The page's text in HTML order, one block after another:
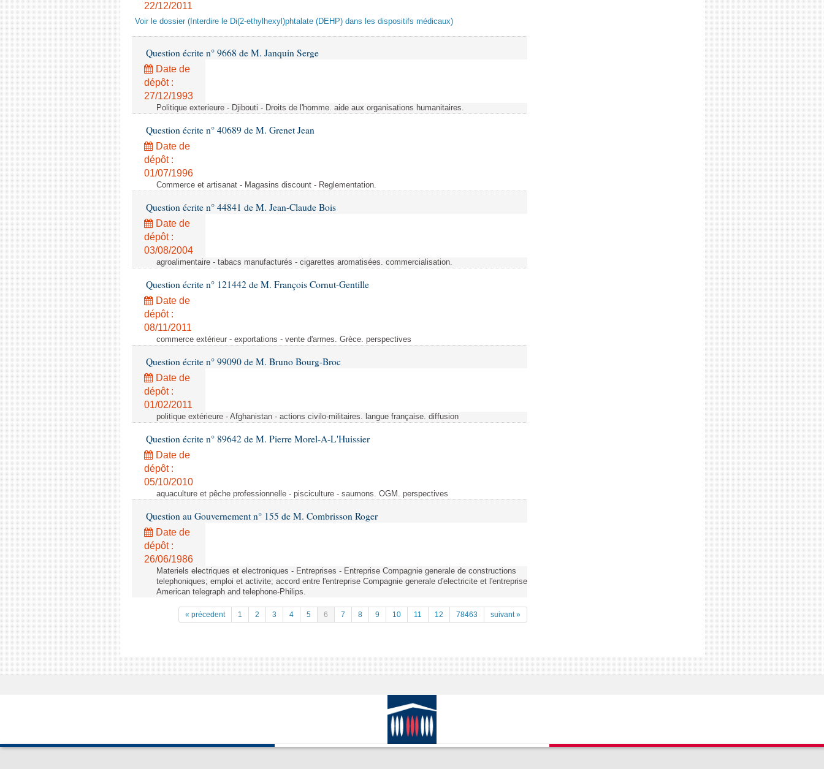
22/12/2011
Voir le dossier (Interdire le Di(2-ethylhexyl)phtalate (DEHP) dans les dispositifs médicaux)
Question écrite n° 9668 de M. Janquin Serge
Date de
dépôt :
27/12/1993
Politique exterieure - Djibouti - Droits de l'homme. aide aux organisations humanitaires.
Question écrite n° 40689 de M. Grenet Jean
Date de
dépôt :
01/07/1996
Commerce et artisanat - Magasins discount - Reglementation.
Question écrite n° 44841 de M. Jean-Claude Bois
Date de
dépôt :
03/08/2004
agroalimentaire - tabacs manufacturés - cigarettes aromatisées. commercialisation.
Question écrite n° 121442 de M. François Cornut-Gentille
Date de
dépôt :
08/11/2011
commerce extérieur - exportations - vente d'armes. Grèce. perspectives
Question écrite n° 99090 de M. Bruno Bourg-Broc
Date de
dépôt :
01/02/2011
politique extérieure - Afghanistan - actions civilo-militaires. langue française. diffusion
Question écrite n° 89642 de M. Pierre Morel-A-L'Huissier
Date de
dépôt :
05/10/2010
aquaculture et pêche professionnelle - pisciculture - saumons. OGM. perspectives
Question au Gouvernement n° 155 de M. Combrisson Roger
Date de
dépôt :
26/06/1986
Materiels electriques et electroniques - Entreprises - Entreprise Compagnie generale de constructions
telephoniques; emploi et activite; accord entre l'entreprise Compagnie generale d'electricite et l'entreprise
American telegraph and telephone-Philips.
« précedent 1 2 3 4 5 6 7 8 9 10 11 12 78463 suivant »